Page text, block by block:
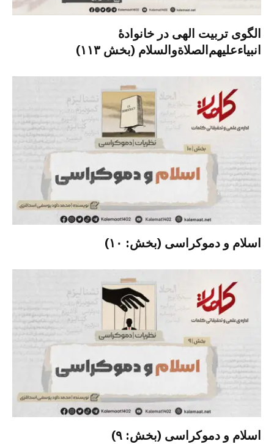
الگوی تربیت الهی در خانوادۀ
انبیاءعلیهم‌الصلاةو‌السلام (بخش ۱۱۳)
اسلام و دموکراسی (بخش: ۱۰)
اسلام و دموکراسی (بخش: ۹)